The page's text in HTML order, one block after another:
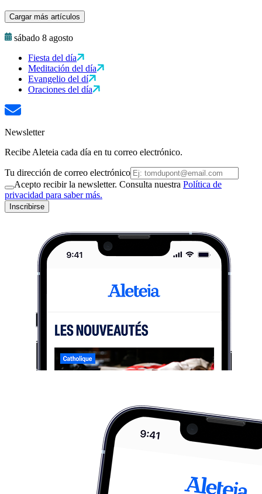
Cargar más artículos
sábado 8 agosto
Fiesta del día
Meditación del día
Evangelio del dí
Oraciones del día
Newsletter
Recibe Aleteia cada día en tu correo electrónico.
Tu dirección de correo electrónico
Acepto recibir la newsletter. Consulta nuestra Política de
privacidad para saber más.
Inscribirse